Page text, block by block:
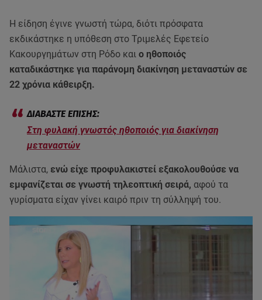
Η είδηση έγινε γνωστή τώρα, διότι πρόσφατα
εκδικάστηκε η υπόθεση στο Τριμελές Εφετείο
Κακουργημάτων στη Ρόδο και ο ηθοποιός
καταδικάστηκε για παράνομη διακίνηση μεταναστών σε
22 χρόνια κάθειρξη.
Στη φυλακή γνωστός ηθοποιός για διακίνηση
μεταναστών
Μάλιστα, ενώ είχε προφυλακιστεί εξακολουθούσε να
εμφανίζεται σε γνωστή τηλεοπτική σειρά, αφού τα
γυρίσματα είχαν γίνει καιρό πριν τη σύλληψή του.